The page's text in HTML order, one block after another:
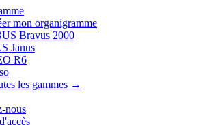
mon organigramme
Bravus 2000
Janus
R6
les gammes →
nous